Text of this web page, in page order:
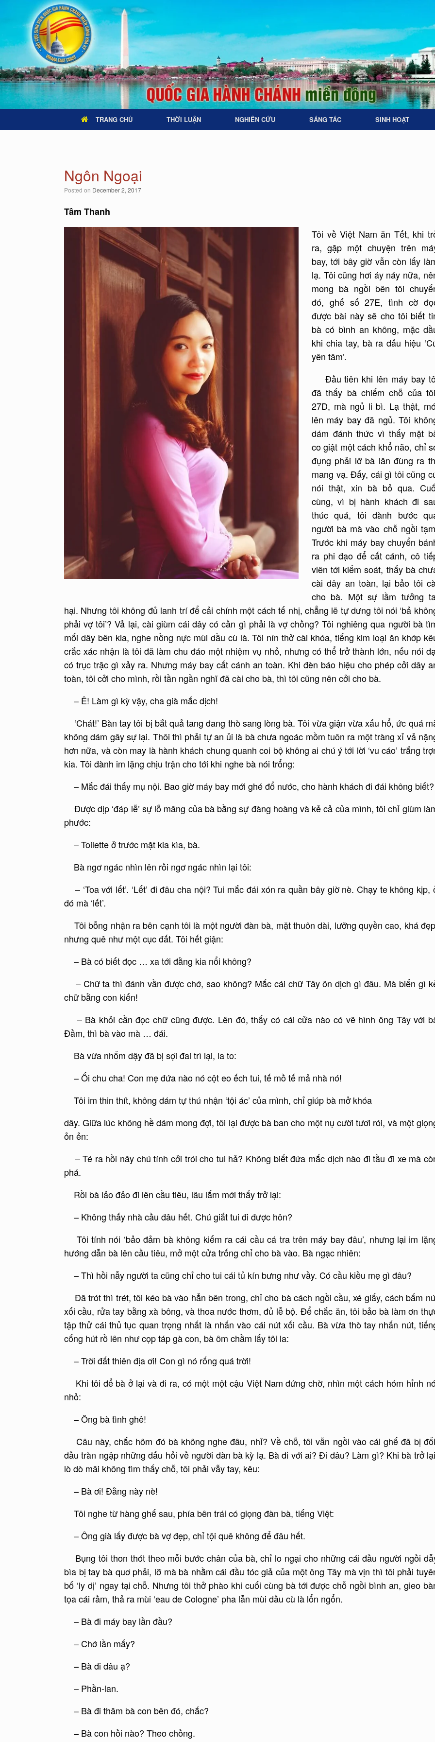
TRANG CHỦ THỜI LUẬN NGHIÊN CỨU SÁNG TÁC SINH HOẠT
Ngôn Ngoại
Posted on December 2, 2017
Tâm Thanh
Tôi về Việt Nam ăn Tết, khi
ra, gặp một chuyện trên
bay, tới bây giờ vẫn còn lấy
lạ. Tôi cũng hơi áy náy nữa,
mong bà ngồi bên tôi
đó, ghế số 27E, tình cờ
được bài này sẽ cho tôi biết
bà có bình an không, mặc
khi chia tay, bà ra dấu hiệu
yên tâm’.
Đầu tiên khi lên máy bay
đã thấy bà chiếm chỗ của
27D, mà ngủ li bì. Lạ thật,
lên máy bay đã ngủ. Tôi
dám đánh thức vì thấy mặt
co giật một cách khổ não, chỉ
đụng phải lỡ bà lăn đùng ra
mang vạ. Đấy, cái gì tôi cũng
nói thật, xin bà bỏ qua.
cùng, vì bị hành khách đi
thúc quá, tôi đành bước
người bà mà vào chỗ ngồi
Trước khi máy bay chuyển
ra phi đạo để cất cánh, cô
viên tới kiểm soát, thấy bà
cài dây an toàn, lại bảo tôi
cho bà. Một sự lầm tưởng
hại. Nhưng tôi không đủ lanh trí để cải chính một cách tế nhị, chẳng lẽ tự dưng tôi nói ‘bả
phải vợ tôi’? Vả lại, cài giùm cái dây có cần gì phải là vợ chồng? Tôi nghiêng qua người bà
mối dây bên kia, nghe nồng nực mùi dầu cù là. Tôi nín thở cài khóa, tiếng kim loại ăn khớp
crắc xác nhận là tôi đã làm chu đáo một nhiệm vụ nhỏ, nhưng có thể trở thành lớn, nếu nói
có trục trặc gì xảy ra. Nhưng máy bay cất cánh an toàn. Khi đèn báo hiệu cho phép cởi dây
toàn, tôi cởi cho mình, rồi tần ngần nghĩ đã cài cho bà, thì tôi cũng nên cởi cho bà.
– Ê! Làm gì kỳ vậy, cha già mắc dịch!
‘Chát!’ Bàn tay tôi bị bắt quả tang đang thò sang lòng bà. Tôi vừa giận vừa xấu hổ, ức quá
không dám gây sự lại. Thôi thì phải tự an ủi là bà chưa ngoác mồm tuôn ra một tràng xỉ vả
hơn nữa, và còn may là hành khách chung quanh coi bộ không ai chú ý tới lời ‘vu cáo’ trắng
kia. Tôi đành im lặng chịu trận cho tới khi nghe bà nói trổng:
– Mắc đái thấy mụ nội. Bao giờ máy bay mới ghé đổ nước, cho hành khách đi đái không biết?
Được dịp ‘đáp lễ’ sự lỗ mãng của bà bằng sự đàng hoàng và kẻ cả của mình, tôi chỉ giùm
phước:
– Toilette ở trước mặt kia kìa, bà.
Bà ngơ ngác nhìn lên rồi ngơ ngác nhìn lại tôi:
– ‘Toa với lết’. ‘Lết’ đi đâu cha nội? Tui mắc đái xón ra quần bây giờ nè. Chạy te không kịp,
đó mà ‘lết’.
Tôi bỗng nhận ra bên cạnh tôi là một người đàn bà, mặt thuôn dài, lưỡng quyền cao, khá
nhưng quê như một cục đất. Tôi hết giận:
– Bà có biết đọc … xa tới đằng kia nổi không?
– Chữ ta thì đánh vần được chớ, sao không? Mắc cái chữ Tây ôn dịch gì đâu. Mà biển gì
chữ bằng con kiến!
– Bà khỏi cần đọc chữ cũng được. Lên đó, thấy có cái cửa nào có vẽ hình ông Tây với
Đầm, thì bà vào mà … đái.
Bà vừa nhổm dậy đã bị sợi đai trì lại, la to:
– Ối chu cha! Con mẹ đứa nào nó cột eo ếch tui, tế mồ tế mả nhà nó!
Tôi im thin thít, không dám tự thú nhận ‘tội ác’ của mình, chỉ giúp bà mở khóa
dây. Giữa lúc không hề dám mong đợi, tôi lại được bà ban cho một nụ cười tươi rói, và một
ỏn ẻn:
– Té ra hồi nãy chú tính cởi trói cho tui hả? Không biết đứa mắc dịch nào đi tầu đi xe mà
phá.
Rồi bà lảo đảo đi lên cầu tiêu, lâu lắm mới thấy trở lại:
– Không thấy nhà cầu đâu hết. Chú giắt tui đi được hôn?
Tôi tính nói ‘bảo đảm bà không kiếm ra cái cầu cá tra trên máy bay đâu’, nhưng lại im
hướng dẫn bà lên cầu tiêu, mở một cửa trống chỉ cho bà vào. Bà ngạc nhiên:
– Thì hồi nẫy người ta cũng chỉ cho tui cái tủ kín bưng như vầy. Có cầu kiều mẹ gì đâu?
Đã trót thì trét, tôi kéo bà vào hẳn bên trong, chỉ cho bà cách ngồi cầu, xé giấy, cách bấm
xối cầu, rửa tay bằng xà bông, và thoa nước thơm, đủ lễ bộ. Để chắc ăn, tôi bảo bà làm ơn
tập thử cái thủ tục quan trọng nhất là nhấn vào cái nút xối cầu. Bà vừa thò tay nhấn nút,
cống hút rồ lên như cọp táp gà con, bà ôm chầm lấy tôi la:
– Trời đất thiên địa ơi! Con gì nó rống quá trời!
Khi tôi để bà ở lại và đi ra, có một một cậu Việt Nam đứng chờ, nhìn một cách hóm hỉnh
nhỏ:
– Ông bà tình ghê!
Câu này, chắc hôm đó bà không nghe đâu, nhỉ? Về chỗ, tôi vẫn ngồi vào cái ghế đã bị
đầu tràn ngập những dấu hỏi về người đàn bà kỳ lạ. Bà đi với ai? Đi đâu? Làm gì? Khi bà trở
lò dò mãi không tìm thấy chỗ, tôi phải vẫy tay, kêu:
– Bà ơi! Đằng này nè!
Tôi nghe từ hàng ghế sau, phía bên trái có giọng đàn bà, tiếng Việt:
– Ông già lấy được bà vợ đẹp, chỉ tội quê không để đâu hết.
Bụng tôi thon thót theo mỗi bước chân của bà, chỉ lo ngại cho những cái đầu người ngồi
bìa bị tay bà quơ phải, lỡ mà bà nhằm cái đầu tóc giả của một ông Tây mà vịn thì tôi phải
bố ‘ly dị’ ngay tại chỗ. Nhưng tôi thở phào khi cuối cùng bà tới được chỗ ngồi bình an, gieo
tọa cái rầm, thả ra mùi ‘eau de Cologne’ pha lẫn mùi dầu cù là lổn ngổn.
– Bà đi máy bay lần đầu?
– Chớ lần mấy?
– Bà đi đâu ạ?
– Phần-lan.
– Bà đi thăm bà con bên đó, chắc?
– Bà con hồi nào? Theo chồng.